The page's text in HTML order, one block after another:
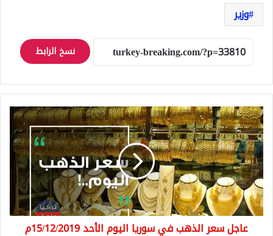
وزير
نسخ الرابط
عاجل
سعر
الذهب
في
سوريا
اليوم
الأحد
15/12/2019م
عاجل سعر الذهب في سوريا اليوم الأحد 15/12/2019م